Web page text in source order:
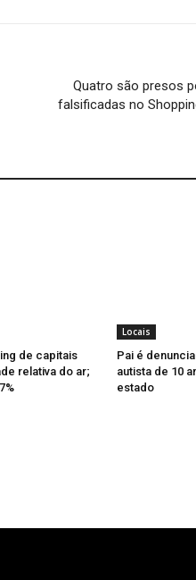
Quatro são presos
falsificadas no
de capitais
relativa do ar;
Locais
Pai é
autista de 10
estado